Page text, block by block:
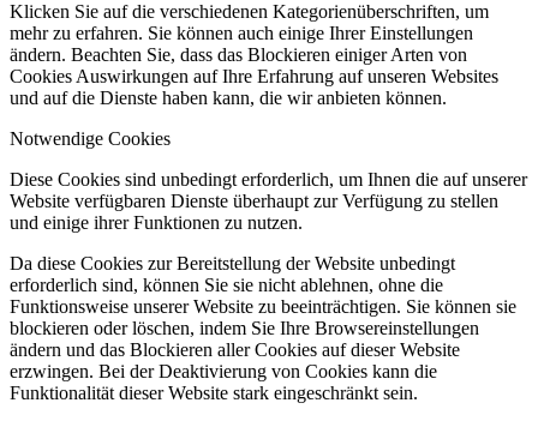
Klicken Sie auf die verschiedenen Kategorienüberschriften, um
mehr zu erfahren. Sie können auch einige Ihrer Einstellungen
ändern. Beachten Sie, dass das Blockieren einiger Arten von
Cookies Auswirkungen auf Ihre Erfahrung auf unseren Websites
und auf die Dienste haben kann, die wir anbieten können.
Notwendige Cookies
Diese Cookies sind unbedingt erforderlich, um Ihnen die auf unserer
Website verfügbaren Dienste überhaupt zur Verfügung zu stellen
und einige ihrer Funktionen zu nutzen.
Da diese Cookies zur Bereitstellung der Website unbedingt
erforderlich sind, können Sie sie nicht ablehnen, ohne die
Funktionsweise unserer Website zu beeinträchtigen. Sie können sie
blockieren oder löschen, indem Sie Ihre Browsereinstellungen
ändern und das Blockieren aller Cookies auf dieser Website
erzwingen. Bei der Deaktivierung von Cookies kann die
Funktionalität dieser Website stark eingeschränkt sein.